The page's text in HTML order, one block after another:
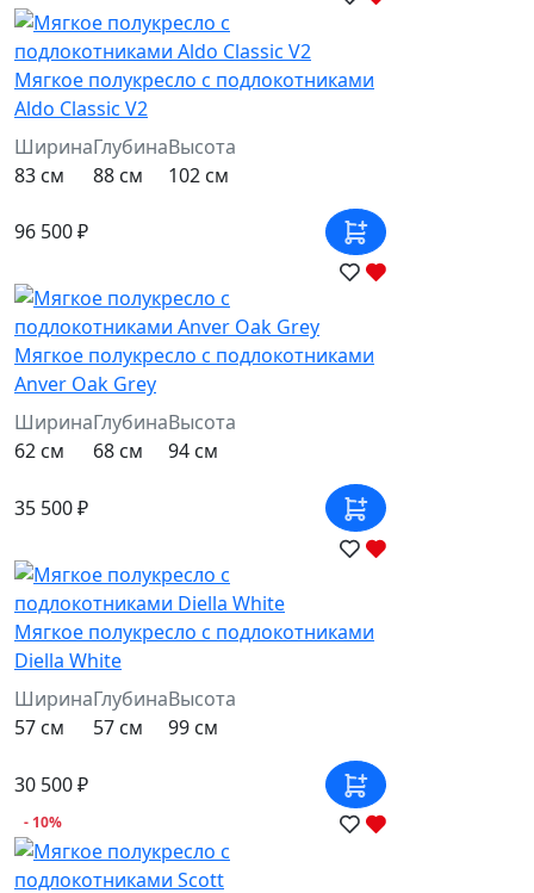
Мягкое полукресло с подлокотниками
Aldo Classic V2
Ширина
83 см
Глубина
88 см
Высота
102 см
96 500 ₽
Мягкое полукресло с подлокотниками
Anver Oak Grey
Ширина
62 см
Глубина
68 см
Высота
94 см
35 500 ₽
Мягкое полукресло с подлокотниками
Diella White
Ширина
57 см
Глубина
57 см
Высота
99 см
30 500 ₽
- 10%